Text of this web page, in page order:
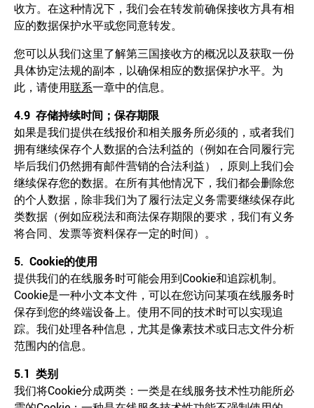
收方。在这种情况下，我们会在转发前确保接收方具有相
应的数据保护水平或您同意转发。
您可以从我们这里了解第三国接收方的概况以及获取一份
具体协定法规的副本，以确保相应的数据保护水平。为
此，请使用联系一章中的信息。
4.9 存储持续时间；保存期限
如果是我们提供在线报价和相关服务所必须的，或者我们
拥有继续保存个人数据的合法利益的（例如在合同履行完
毕后我们仍然拥有邮件营销的合法利益），原则上我们会
继续保存您的数据。在所有其他情况下，我们都会删除您
的个人数据，除非我们为了履行法定义务需要继续保存此
类数据（例如应税法和商法保存期限的要求，我们有义务
将合同、发票等资料保存一定的时间）。
5. Cookie的使用
提供我们的在线服务时可能会用到Cookie和追踪机制。
Cookie是一种小文本文件，可以在您访问某项在线服务时
保存到您的终端设备上。使用不同的技术时可以实现追
踪。我们处理各种信息，尤其是像素技术或日志文件分析
范围内的信息。
5.1 类别
我们将Cookie分成两类：一类是在线服务技术性功能所必